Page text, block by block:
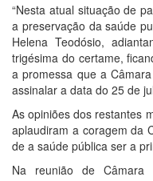
“Nesta atual situação de
a preservação da saúde
Helena Teodósio,
trigésima do certame,
a promessa que a
assinalar a data do 25 de
As opiniões dos restantes
aplaudiram a coragem da
de a saúde pública ser a
Na reunião de Câmara